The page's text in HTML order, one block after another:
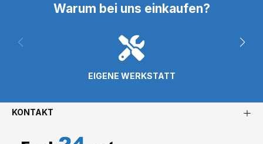
Warum bei uns einkaufen?
EIGENE WERKSTATT
KONTAKT